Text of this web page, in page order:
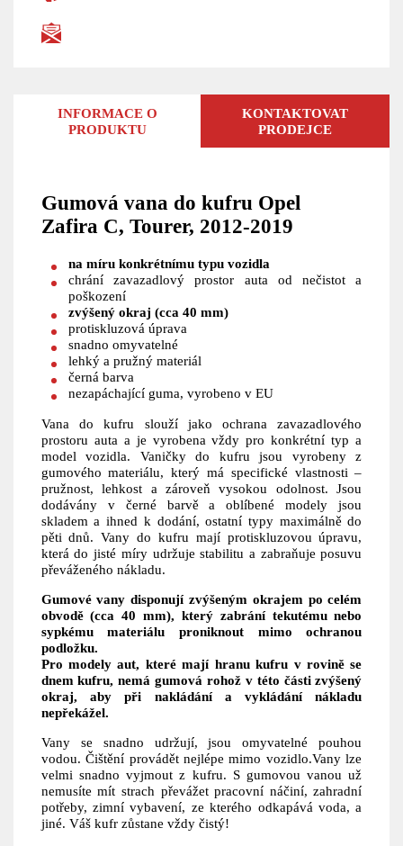
INFORMACE O
PRODUKTU
KONTAKTOVAT
PRODEJCE
Gumová vana do kufru Opel
Zafira C, Tourer, 2012-2019
na míru konkrétnímu typu vozidla
chrání zavazadlový prostor auta od nečistot a
poškození
zvýšený okraj (cca 40 mm)
protiskluzová úprava
snadno omyvatelné
lehký a pružný materiál
černá barva
nezapáchající guma, vyrobeno v EU
Vana do kufru slouží jako ochrana zavazadlového
prostoru auta a je vyrobena vždy pro konkrétní typ a
model vozidla. Vaničky do kufru jsou vyrobeny z
gumového materiálu, který má specifické vlastnosti –
pružnost, lehkost a zároveň vysokou odolnost. Jsou
dodávány v černé barvě a oblíbené modely jsou
skladem a ihned k dodání, ostatní typy maximálně do
pěti dnů. Vany do kufru mají protiskluzovou úpravu,
která do jisté míry udržuje stabilitu a zabraňuje posuvu
převáženého nákladu.
Gumové vany disponují zvýšeným okrajem po celém
obvodě (cca 40 mm), který zabrání tekutému nebo
sypkému materiálu proniknout mimo ochranou
podložku.
Pro modely aut, které mají hranu kufru v rovině se
dnem kufru, nemá gumová rohož v této části zvýšený
okraj, aby při nakládání a vykládání nákladu
nepřekážel.
Vany se snadno udržují, jsou omyvatelné pouhou
vodou. Čištění provádět nejlépe mimo vozidlo.Vany lze
velmi snadno vyjmout z kufru. S gumovou vanou už
nemusíte mít strach převážet pracovní náčiní, zahradní
potřeby, zimní vybavení, ze kterého odkapává voda, a
jiné. Váš kufr zůstane vždy čistý!